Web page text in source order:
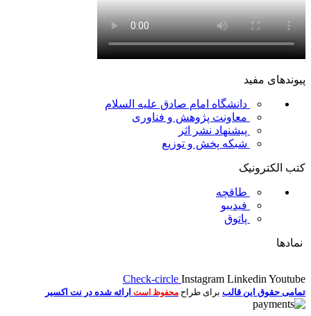
پیوندهای مفید
دانشگاه امام صادق علیه السلام
معاونت پژوهش و فناوری
پیشنهاد نشر اثر
شبکه پخش و توزیع
کتب الکترونیک
طاقچه
فیدیبو
پاتوق
نمادها
Check-circle Instagram Linkedin Youtube
تمامی حقوق این قالب برای طراح محفوظ است ارائه شده در نت اکسیر